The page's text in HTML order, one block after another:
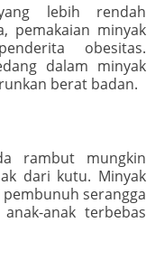
lebih rendah
pemakaian minyak
obesitas.
dalam minyak
berat badan.
rambut mungkin
dari kutu. Minyak
serangga
anak terbebas